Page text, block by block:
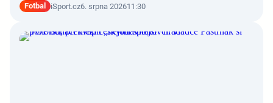
Fotbal iSport.cz6. srpna 202611:30